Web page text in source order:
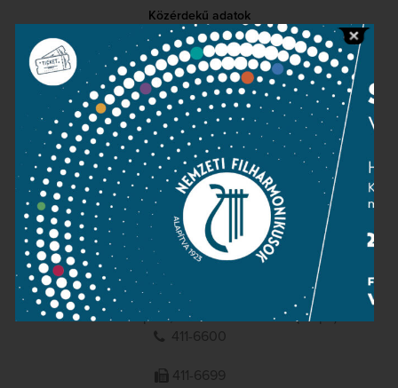
Közérdekű adatok
Sajtószoba
Adatvédelem
Impresszum
NEMZETI
FILHARMONIKUSOK
1095 Budapest, Komor Marcell u. 1. (Müpa)
411-6600
411-6699